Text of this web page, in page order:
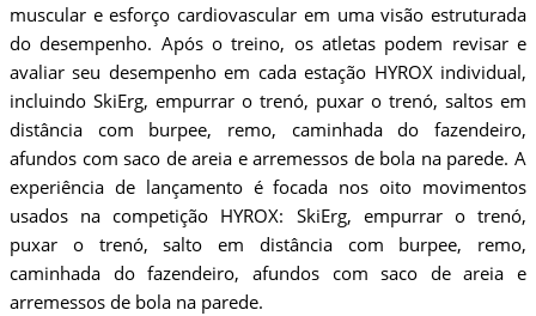
muscular e esforço cardiovascular em uma visão estruturada
do desempenho. Após o treino, os atletas podem revisar e
avaliar seu desempenho em cada estação HYROX individual,
incluindo SkiErg, empurrar o trenó, puxar o trenó, saltos em
distância com burpee, remo, caminhada do fazendeiro,
afundos com saco de areia e arremessos de bola na parede. A
experiência de lançamento é focada nos oito movimentos
usados ​​na competição HYROX: SkiErg, empurrar o trenó,
puxar o trenó, salto em distância com burpee, remo,
caminhada do fazendeiro, afundos com saco de areia e
arremessos de bola na parede.